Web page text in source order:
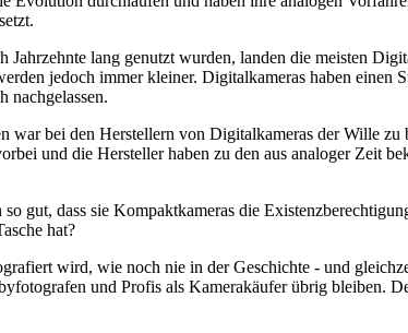
Jahrzehnte lang genutzt wurden, landen die meisten
jedoch immer kleiner. Digitalkameras haben einen
nachgelassen.
war bei den Herstellern von Digitalkameras der Wille
und die Hersteller haben zu den aus analoger Zeit
gut, dass sie Kompaktkameras die
hat?
wird, wie noch nie in der Geschichte - und
und Profis als Kamerakäufer übrig